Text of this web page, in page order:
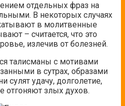
отдельных фраз на
В некоторых случаях
в молитвенные
– считается, что это
излечив от болезней.
талисманы с мотивами
в сутрах, образами
сулят удачу, долголетие,
отгоняют злых духов.